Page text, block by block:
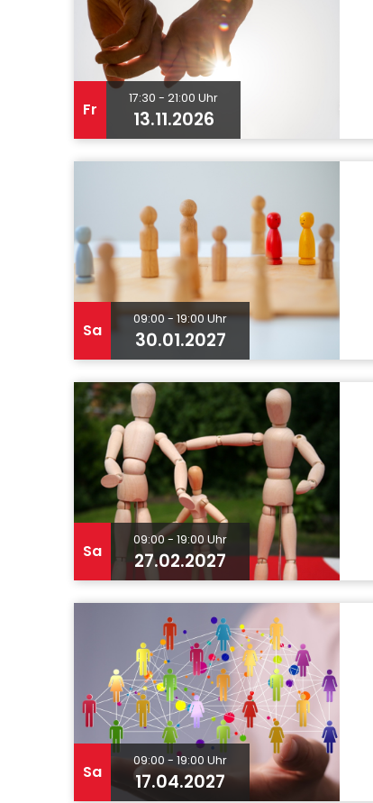
Fr
17:30 - 21:00 Uhr
13.11.2026
Sa
09:00 - 19:00 Uhr
30.01.2027
Sa
09:00 - 19:00 Uhr
27.02.2027
Sa
09:00 - 19:00 Uhr
17.04.2027